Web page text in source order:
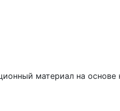
материал на